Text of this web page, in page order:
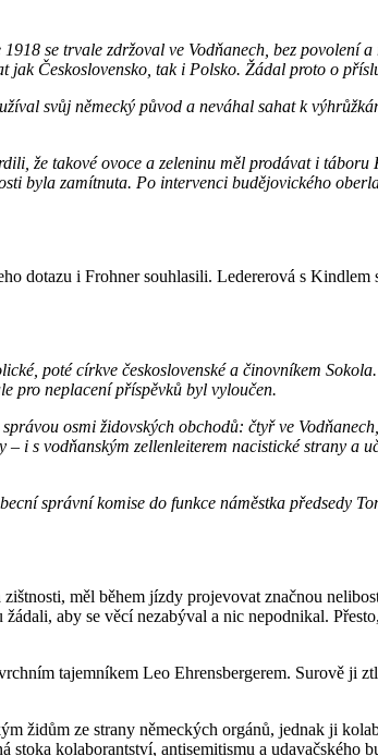
se trvale zdržoval ve Vodňanech, bez povolení
Československo, tak i Polsko. Žádal proto o
svůj německý původ a neváhal sahat k
že takové ovoce a zeleninu měl prodávat i
byla zamítnuta. Po intervenci budějovického
dotazu i Frohner souhlasili. Ledererová s
poté církve československé a činovníkem
pro neplacení příspěvků byl vyloučen.
osmi židovských obchodů: čtyř ve
s vodňanským zellenleiterem nacistické strany a
správní komise do funkce náměstka předsedy
měl během jízdy projevovat značnou
aby se věcí nezabýval a nic nepodnikal.
tajemníkem Leo Ehrensbergerem. Surově ji
židům ze strany německých orgánů, jednak ji
stoka kolaborantství, antisemitismu a udavačského